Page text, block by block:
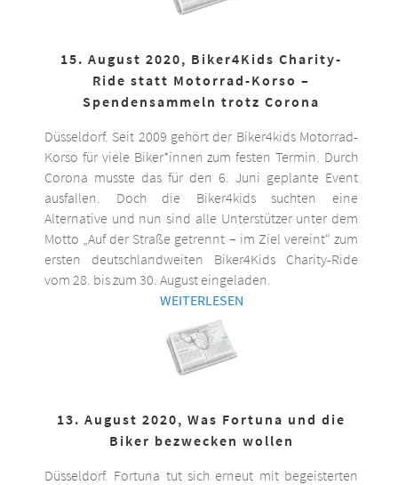
15. August 2020, Biker4Kids Charity-
Ride statt Motorrad-Korso –
Spendensammeln trotz Corona
Düsseldorf. Seit 2009 gehört der Biker4kids Motorrad-
Korso für viele Biker*innen zum festen Termin. Durch
Corona musste das für den 6. Juni geplante Event
ausfallen. Doch die Biker4kids suchten eine
Alternative und nun sind alle Unterstützer unter dem
Motto „Auf der Straße getrennt – im Ziel vereint“ zum
ersten deutschlandweiten Biker4Kids Charity-Ride
vom 28. bis zum 30. August eingeladen.
WEITERLESEN
13. August 2020, Was Fortuna und die
Biker bezwecken wollen
Düsseldorf. Fortuna tut sich erneut mit begeisterten